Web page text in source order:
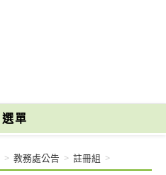
選單
> 教務處公告 > 註冊組 >